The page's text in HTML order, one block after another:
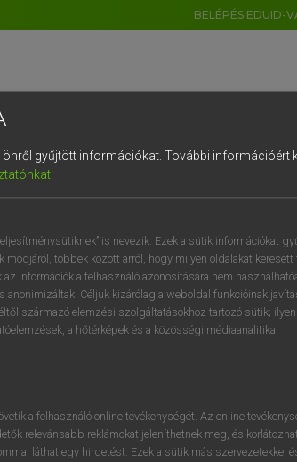
BELÉPÉS EDUID-
szótár
próbaverziójának
regisztrálok ésbelépek.
önről gyűjtött információkat. További információért
.
is nevezik. Ezek a sütik információkat
módjáról, többek között arról, hogy milyen oldalakat keresett
az információk a felhasználó azonosítására nem
anonimizáltak. Céljuk kizárólag a weboldal funkcióinak
származó elemzési szolgáltatásokhoz tartozó sütik;
a hőtérképek és a közösségi médiaanalitika.
a felhasználó online tevékenységét. Az online
relevánsabb reklámokat jeleníthetnek meg, és
láthat egy hirdetést. Ezek a sütik más szervezetekkel
IT NL
3 4 5 6 7 8 9
e r t z u i
d f g h j k l é
x c v b n m , .